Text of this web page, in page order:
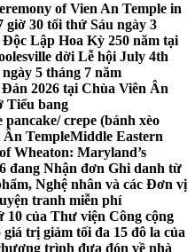
of Vien An Temple in
giờ 30 tối thứ Sáu ngày 3
Lập Hoa Kỳ 250 năm tại
dời Lễ hội July 4th
5 tháng 7 năm
2026 tại Chùa Viên Ân
Tiểu bang
pancake/ crepe (bánh xèo
TempleMiddle Eastern
Wheaton: Maryland’s
đang Nhận đơn Ghi danh từ
Nghệ nhân và các Đơn vị
tranh miễn phí
của Thư viện Công cộng
giá trị giảm tối đa 15 đô la của
trình đưa đón về nhà